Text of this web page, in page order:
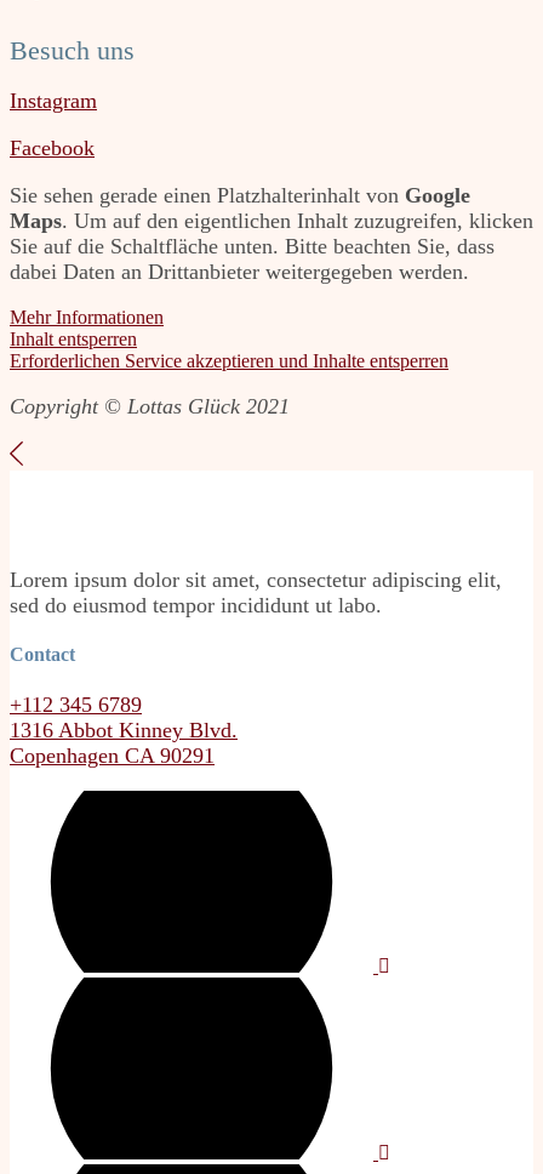
Besuch uns
Instagram
Facebook
Sie sehen gerade einen Platzhalterinhalt von Google
Maps. Um auf den eigentlichen Inhalt zuzugreifen, klicken
Sie auf die Schaltfläche unten. Bitte beachten Sie, dass
dabei Daten an Drittanbieter weitergegeben werden.
Mehr Informationen
Inhalt entsperren
Erforderlichen Service akzeptieren und Inhalte entsperren
Copyright © Lottas Glück 2021
Lorem ipsum dolor sit amet, consectetur adipiscing elit,
sed do eiusmod tempor incididunt ut labo.
Contact
+112 345 6789
1316 Abbot Kinney Blvd.
Copenhagen CA 90291